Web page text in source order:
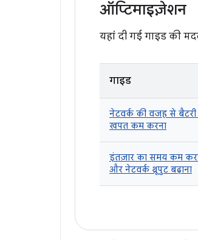
ऑप्टिमाइज़ेशन
यहां दी गई गाइड की
गाइड
नेटवर्क की वजह से
खपत कम करना
इंतज़ार का समय कम
और नेटवर्क थ्रूपुट बढ़ाना